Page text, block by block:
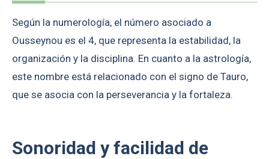
Según la numerología, el número asociado a
Ousseynou es el 4, que representa la estabilidad, la
organización y la disciplina. En cuanto a la astrología,
este nombre está relacionado con el signo de Tauro,
que se asocia con la perseverancia y la fortaleza.
Sonoridad y facilidad de